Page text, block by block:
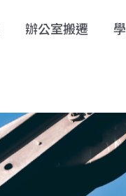
辦公室搬遷